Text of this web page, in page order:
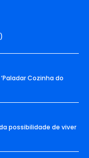
Cozinha do
possibilidade de viver